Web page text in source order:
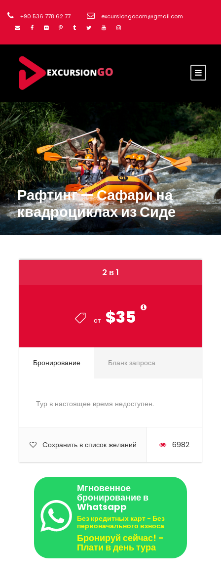
+90 536 778 62 77 excursiongocom@gmail.com
Рафтинг — Сафари на
квадроциклах из Сиде
2 в 1
от $35
Бронирование Бланк запроса
Тур в настоящее время недоступен.
Cохранить в список желаний 6982
Мгновенное
бронирование в
Whatsapp
Без кредитных карт - Без
первоначального взноса
Бронируй сейчас! -
Плати в день тура